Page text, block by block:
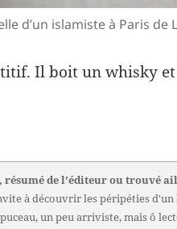
d’un islamiste à Paris de
Il boit un whisky
résumé de l'éditeur ou trouvé
à découvrir les péripéties
un peu arriviste, mais ô